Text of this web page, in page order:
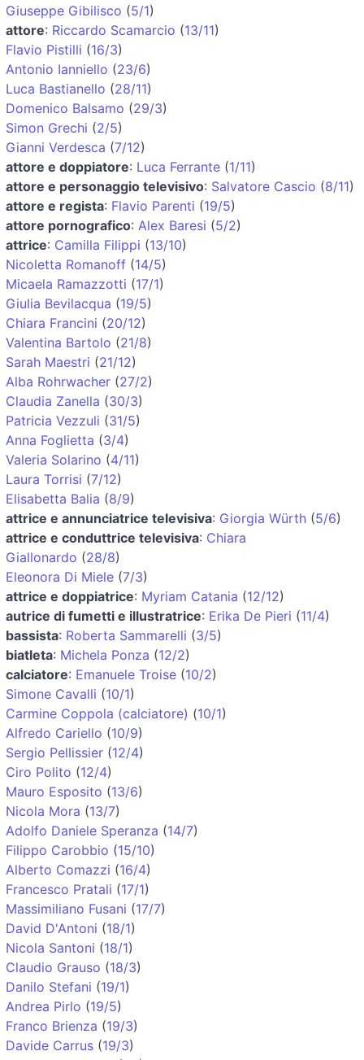
Giuseppe Gibilisco (5/1)
attore: Riccardo Scamarcio (13/11)
Flavio Pistilli (16/3)
Antonio Ianniello (23/6)
Luca Bastianello (28/11)
Domenico Balsamo (29/3)
Simon Grechi (2/5)
Gianni Verdesca (7/12)
attore e doppiatore: Luca Ferrante (1/11)
attore e personaggio televisivo: Salvatore Cascio (8/11)
attore e regista: Flavio Parenti (19/5)
attore pornografico: Alex Baresi (5/2)
attrice: Camilla Filippi (13/10)
Nicoletta Romanoff (14/5)
Micaela Ramazzotti (17/1)
Giulia Bevilacqua (19/5)
Chiara Francini (20/12)
Valentina Bartolo (21/8)
Sarah Maestri (21/12)
Alba Rohrwacher (27/2)
Claudia Zanella (30/3)
Patricia Vezzuli (31/5)
Anna Foglietta (3/4)
Valeria Solarino (4/11)
Laura Torrisi (7/12)
Elisabetta Balia (8/9)
attrice e annunciatrice televisiva: Giorgia Würth (5/6)
attrice e conduttrice televisiva: Chiara
Giallonardo (28/8)
Eleonora Di Miele (7/3)
attrice e doppiatrice: Myriam Catania (12/12)
autrice di fumetti e illustratrice: Erika De Pieri (11/4)
bassista: Roberta Sammarelli (3/5)
biatleta: Michela Ponza (12/2)
calciatore: Emanuele Troise (10/2)
Simone Cavalli (10/1)
Carmine Coppola (calciatore) (10/1)
Alfredo Cariello (10/9)
Sergio Pellissier (12/4)
Ciro Polito (12/4)
Mauro Esposito (13/6)
Nicola Mora (13/7)
Adolfo Daniele Speranza (14/7)
Filippo Carobbio (15/10)
Alberto Comazzi (16/4)
Francesco Pratali (17/1)
Massimiliano Fusani (17/7)
David D'Antoni (18/1)
Nicola Santoni (18/1)
Claudio Grauso (18/3)
Danilo Stefani (19/1)
Andrea Pirlo (19/5)
Franco Brienza (19/3)
Davide Carrus (19/3)